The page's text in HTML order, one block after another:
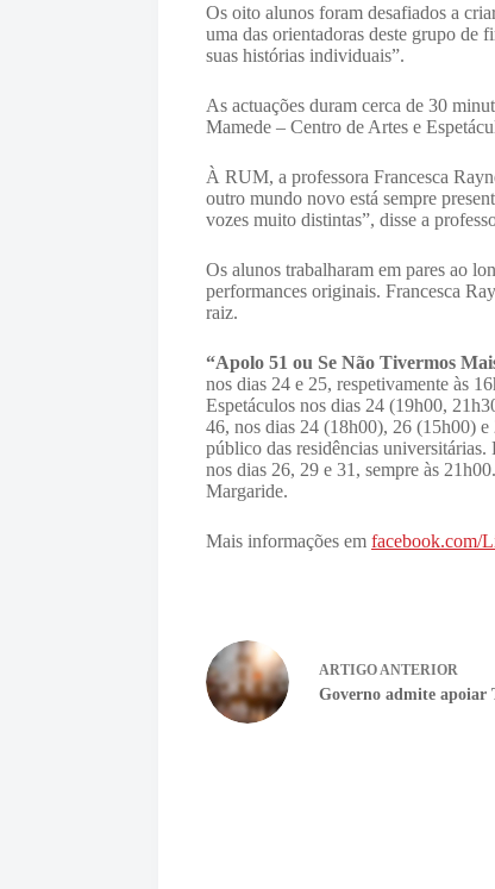
Os oito alunos foram desafiados a
uma das orientadoras deste grupo de
suas histórias individuais”.
As actuações duram cerca de 30
Mamede – Centro de Artes e
À RUM, a professora Francesca
outro mundo novo está sempre
vozes muito distintas”, disse a
Os alunos trabalharam em pares ao
performances originais. Francesca
raiz.
“Apolo 51 ou Se Não Tivermos
nos dias 24 e 25, respetivamente às
Espetáculos nos dias 24 (19h00,
46, nos dias 24 (18h00), 26 (15h00)
público das residências
nos dias 26, 29 e 31, sempre às
Margaride.
Mais informações emfacebook.com/
ARTIGOANTERIOR
Governo admite apoiar